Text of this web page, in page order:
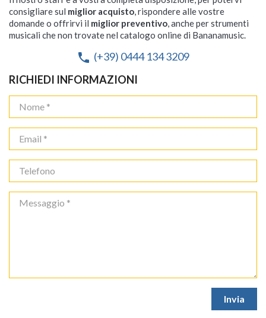
consigliare sul miglior acquisto , rispondere alle vostre
domande o offrirvi il miglior preventivo , anche per strumenti
musicali che non trovate nel catalogo online di Bananamusic.
phone (+39) 0444 134 3209
RICHIEDI INFORMAZIONI